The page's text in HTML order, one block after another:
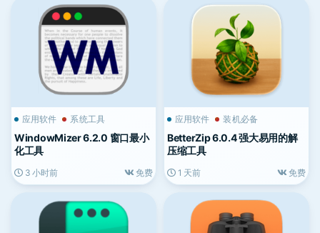
应用软件 系统工具
WindowMizer 6.2.0 窗口最小
化工具
3 小时前 免费
应用软件 装机必备
BetterZip 6.0.4 强大易用的解
压缩工具
1 天前 免费